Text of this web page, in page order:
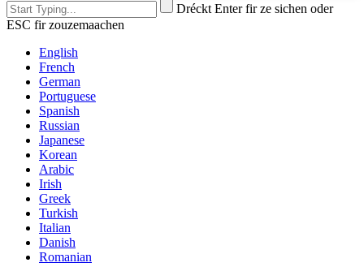
Dréckt Enter fir ze sichen oder
ESC fir zouzemaachen
English
French
German
Portuguese
Spanish
Russian
Japanese
Korean
Arabic
Irish
Greek
Turkish
Italian
Danish
Romanian